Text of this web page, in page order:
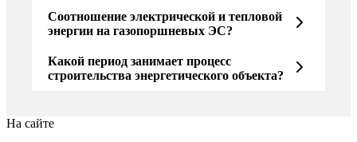
Соотношение электрической и тепловой
энергии на газопоршневых ЭС?
Какой период занимает процесс
строительства энергетического объекта?
На сайте